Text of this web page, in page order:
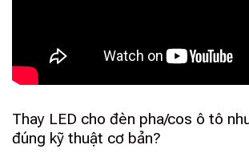
Thay LED cho đèn pha/cos ô tô
đúng kỹ thuật cơ bản?